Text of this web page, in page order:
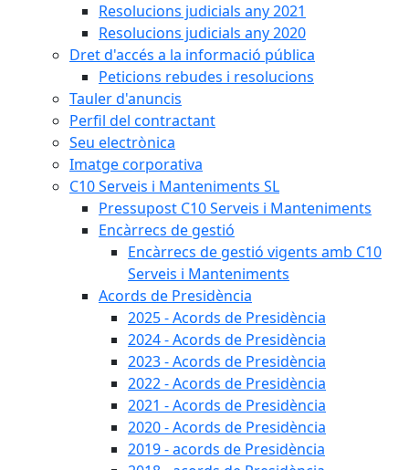
Resolucions judicials any 2021
Resolucions judicials any 2020
Dret d'accés a la informació pública
Peticions rebudes i resolucions
Tauler d'anuncis
Perfil del contractant
Seu electrònica
Imatge corporativa
C10 Serveis i Manteniments SL
Pressupost C10 Serveis i Manteniments
Encàrrecs de gestió
Encàrrecs de gestió vigents amb C10
Serveis i Manteniments
Acords de Presidència
2025 - Acords de Presidència
2024 - Acords de Presidència
2023 - Acords de Presidència
2022 - Acords de Presidència
2021 - Acords de Presidència
2020 - Acords de Presidència
2019 - acords de Presidència